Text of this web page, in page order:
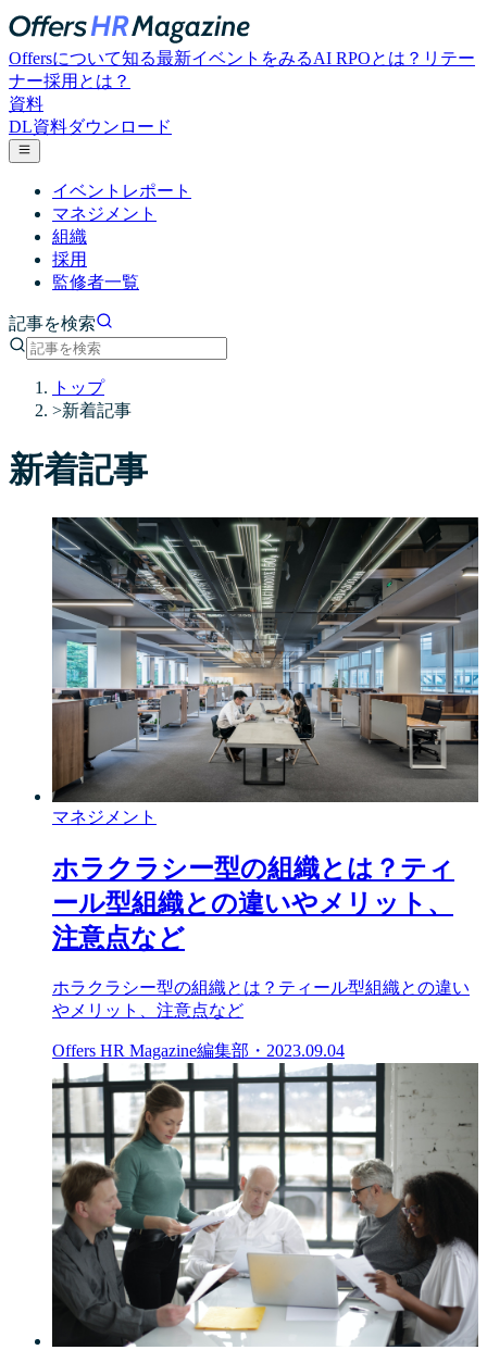
Offersについて知る最新イベントをみるAI RPOとは？ リテー
ナー採用とは？
資料
DL資料ダウンロード
イベントレポート
マネジメント
組織
採用
監修者一覧
記事を検索
トップ
>新着記事
新着記事
マネジメント
ホラクラシー型の組織とは？ティ
ール型組織との違いやメリット、
注意点など
ホラクラシー型の組織とは？ティール型組織との違い
やメリット、注意点など
Offers HR Magazine編集部 ・ 2023.09.04